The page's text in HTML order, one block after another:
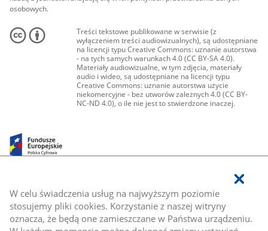
W celu świadczenia usług na najwyższym poziomie
stosujemy pliki cookies. Korzystanie z naszej witryny
oznacza, że będą one zamieszczane w Państwa urządzeniu.
osobowych.
Treści tekstowe publikowane w serwisie (z
wyłączeniem treści audiowizualnych), są udostępniane
na licencji typu Creative Commons: uznanie autorstwa
- na tych samych warunkach 4.0 (CC BY-SA 4.0).
Materiały audiowizualne, w tym zdjęcia, materiały
audio i wideo, są udostępniane na licencji typu
Creative Commons: uznanie autorstwa użycie
niekomercyjne - bez utworów zależnych 4.0 (CC BY-
NC-ND 4.0), o ile nie jest to stwierdzone inaczej.